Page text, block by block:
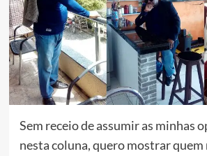
Sem receio de assumir as minhas
nesta coluna, quero mostrar quem